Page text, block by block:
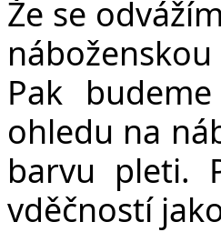
Že se
Pak
ohledu na
barvu pleti.
vděčností